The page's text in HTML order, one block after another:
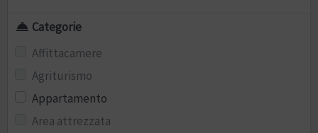
Categorie
Affittacamere
Agriturismo
Appartamento
Area attrezzata